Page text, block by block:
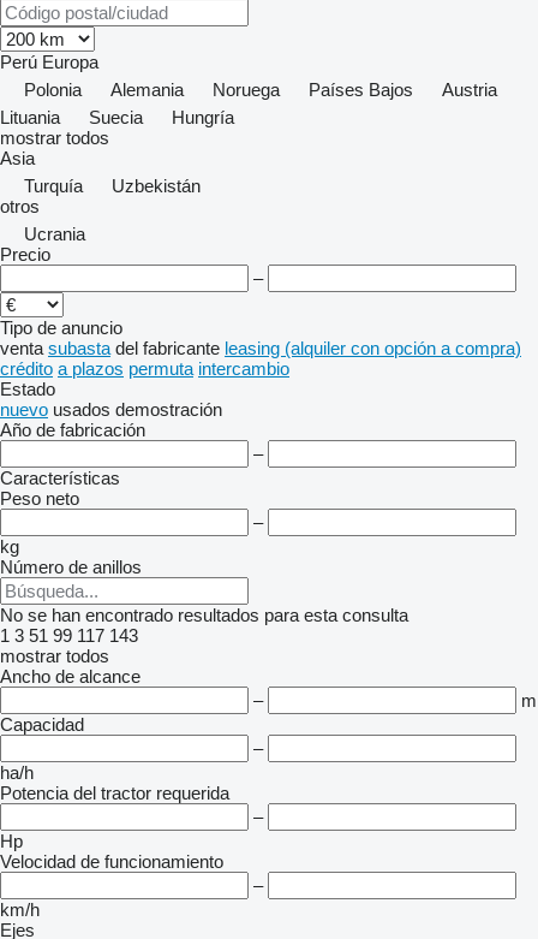
Perú Europa
Polonia
Alemania Noruega Países Bajos
Austria
Lituania
Suecia
Hungría
mostrar todos
Asia
Turquía
Uzbekistán
otros
Ucrania
Precio
–
Tipo de anuncio
venta subasta del fabricante leasing (alquiler con opción a compra)
crédito a plazos permuta intercambio
Estado
nuevo usados demostración
Año de fabricación
–
Características
Peso neto
–
kg
Número de anillos
No se han encontrado resultados para esta consulta
1 3 51 99 117 143
mostrar todos
Ancho de alcance
–
m
Capacidad
–
ha/h
Potencia del tractor requerida
–
Hp
Velocidad de funcionamiento
–
km/h
Ejes